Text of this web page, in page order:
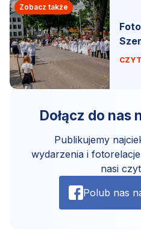
Zobacz także
Dołącz do nas
Publikujemy
wydarzenia i
nasi
Polub nas